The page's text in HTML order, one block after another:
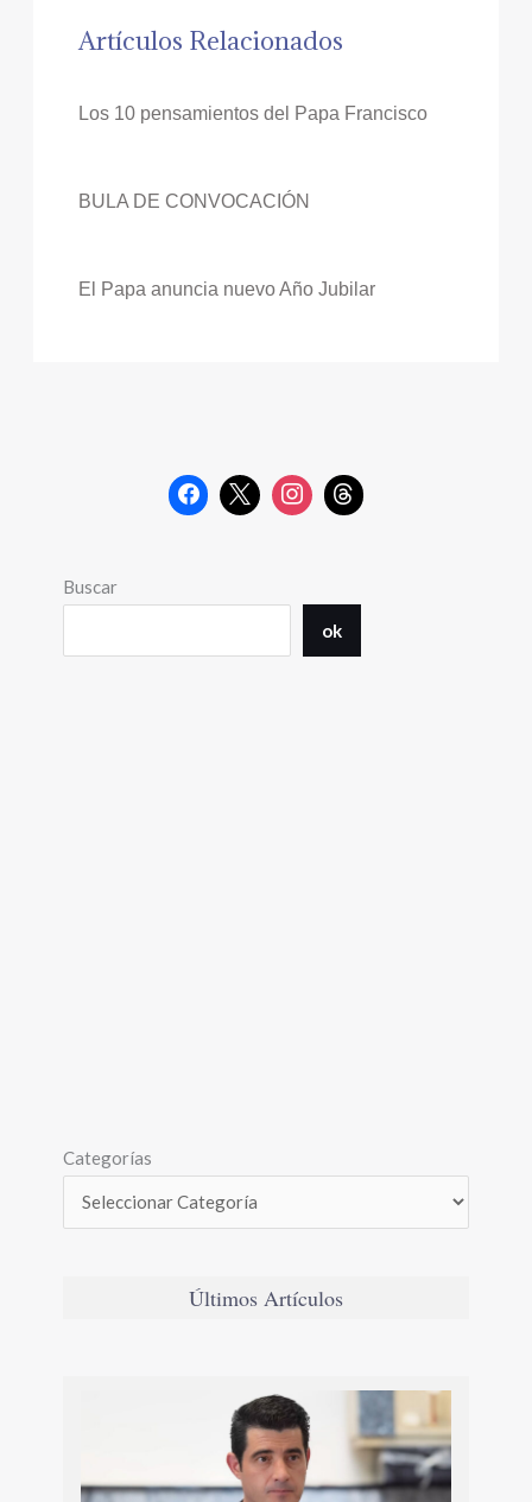
Artículos Relacionados
Los 10 pensamientos del Papa Francisco
BULA DE CONVOCACIÓN
El Papa anuncia nuevo Año Jubilar
Buscar
ok
Categorías
Últimos Artículos